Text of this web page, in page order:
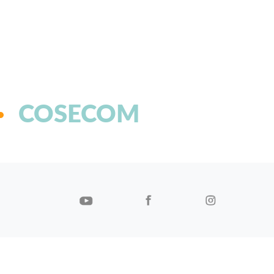
COSECOM